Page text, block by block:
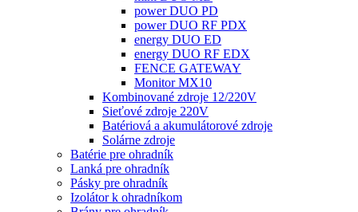
power DUO PD
power DUO RF PDX
energy DUO ED
energy DUO RF EDX
FENCE GATEWAY
Monitor MX10
Kombinované zdroje 12/220V
Sieťové zdroje 220V
Batériová a akumulátorové zdroje
Solárne zdroje
Batérie pre ohradník
Lanká pre ohradník
Pásky pre ohradník
Izolátor k ohradníkom